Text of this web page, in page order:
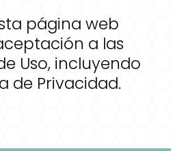
página web
a las
Uso, incluyendo
de Privacidad.